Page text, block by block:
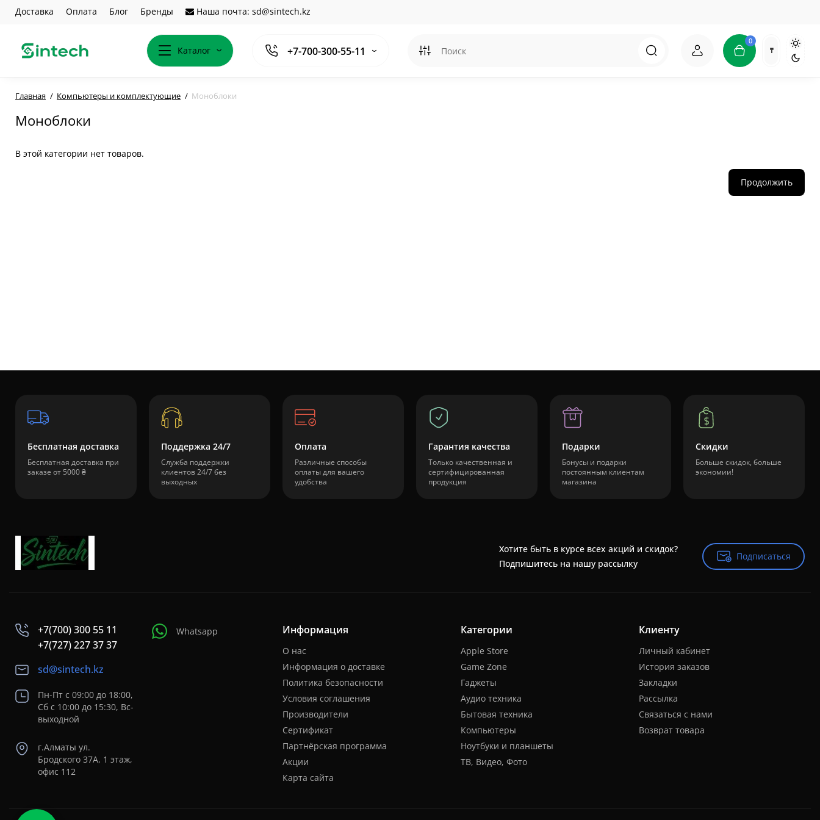
Доставка Оплата Блог Бренды Наша почта: sd@sintech.kz
Каталог +7-700-300-55-11
0
₸
Главная Компьютеры и комплектующие Моноблоки
Моноблоки
В этой категории нет товаров.
Продолжить
Бесплатная доставка
Бесплатная доставка при
заказе от 5000 ₴
Поддержка 24/7
Служба поддержки
клиентов 24/7 без
выходных
Оплата
Различные способы
оплаты для вашего
удобства
Гарантия качества
Только качественная и
сертифицированная
продукция
Подарки
Бонусы и подарки
постоянным клиентам
магазина
Скидки
Больше скидок, больше
экономии!
Хотите быть в курсе всех акций и скидок?
Подпишитесь на нашу рассылку
Подписаться
Подписаться
+7(700) 300 55 11
+7(727) 227 37 37
sd@sintech.kz
Пн-Пт с 09:00 до 18:00,
Сб с 10:00 до 15:30, Вс-
выходной
г.Алматы ул.
Бродского 37A, 1 этаж,
офис 112
Whatsapp Информация
О нас
Информация о доставке
Политика безопасности
Условия соглашения
Производители
Сертификат
Партнёрская программа
Акции
Карта сайта
Категории
Apple Store
Game Zone
Гаджеты
Аудио техника
Бытовая техника
Компьютеры
Ноутбуки и планшеты
ТВ, Видео, Фото
Клиенту
Личный кабинет
История заказов
Закладки
Рассылка
Связаться с нами
Возврат товара